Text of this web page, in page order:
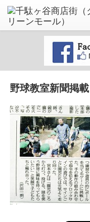
野球教室新聞掲載